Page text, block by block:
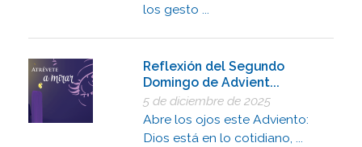
los gesto ...
Reflexión del Segundo
Domingo de Advient...
5 de diciembre de 2025
Abre los ojos este Adviento:
Dios está en lo cotidiano, ...